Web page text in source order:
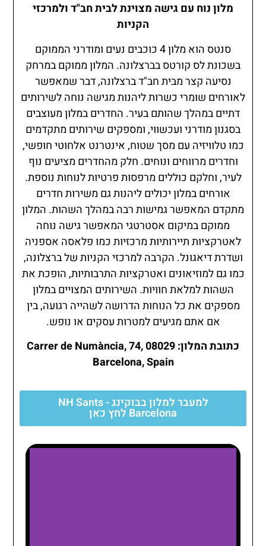
מלון נוח עם גישה מצוינת לבית חב"ד ולמרכזי
הקניות
סנטס הוא מלון 4 כוכבים נעים ומודרני הממוקם
בשכונת לס קורטס בברצלונה. המלון ממוקם במרחק
נסיעה קצר מבית חב"ד ברצלונה, דבר שמאפשר
לאורחים שומרי כשרות ליהנות מגישה נוחה לשירותים
דתיים במהלך שהותם בעיר. החדרים במלון מעוצבים
בסגנון מודרני ועכשווי, ומספקים שירותים מתקדמים
כמו טלוויזיה עם מסך שטוח, אינטרנט אלחוטי חופשי,
וחדרים מרווחים ונוחים. חלק מהחדרים מציעים נוף
לעיר, וחלקם כוללים מרפסות פרטיות לנוחות נוספת.
אורחים במלון יכולים ליהנות גם משירות חדרים
מתקדם המאפשר גמישות רבה במהלך השהות. המלון
ממוקם במיקום אסטרטגי המאפשר גישה נוחה
לאטרקציות תיירותיות מרכזיות כמו פלאסה אספניה
ושדרת דיאגונל. הקרבה למרכזי הקניות של ברצלונה,
כמו גם למוזיאונים ואטרקציות התרבותיות, הופכת את
השהות למלאת חוויות. השירותים המצויים במלון
מספקים את כל הנוחות הדרושה לשהייה רגועה, בין
אם אתם מגיעים למטרות עסקים או נופש.
כתובת המלון: Carrer de Numància, 74, 08029
Barcelona, Spain
למעבר למלון בבוקינג - NH Sants
Barcelona לחץ כאן